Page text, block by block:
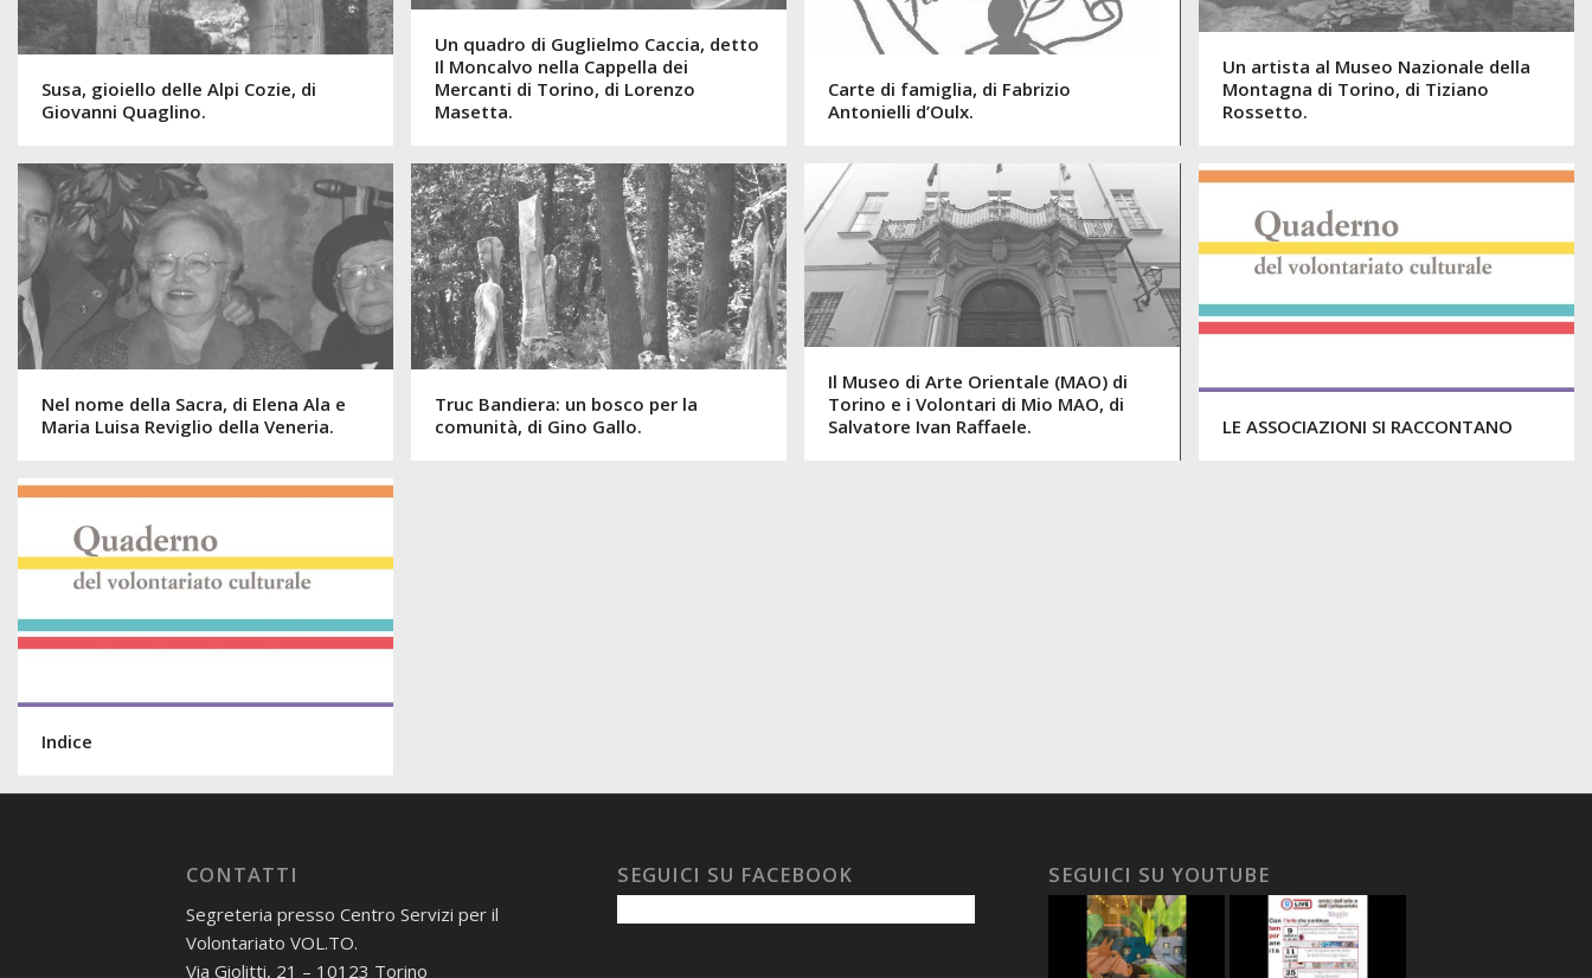
Susa, gioiello delle Alpi Cozie, di
Giovanni Quaglino.
Un quadro di Guglielmo Caccia, detto
Il Moncalvo nella Cappella dei
Mercanti di Torino, di Lorenzo
Masetta.
Carte di famiglia, di Fabrizio
Antonielli d’Oulx.
Un artista al Museo Nazionale della
Montagna di Torino, di Tiziano
Rossetto.
Nel nome della Sacra, di Elena Ala e
Maria Luisa Reviglio della Veneria.
Truc Bandiera: un bosco per la
comunità, di Gino Gallo.
Il Museo di Arte Orientale (MAO) di
Torino e i Volontari di Mio MAO, di
Salvatore Ivan Raffaele.
LE ASSOCIAZIONI SI RACCONTANO
Indice
CONTATTI
Segreteria presso Centro Servizi per il
Volontariato VOL.TO.
Via Giolitti, 21 – 10123 Torino
SEGUICI SU FACEBOOK SEGUICI SU YOUTUBE